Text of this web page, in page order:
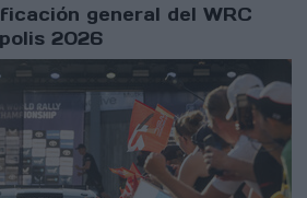
general del WRC
2026